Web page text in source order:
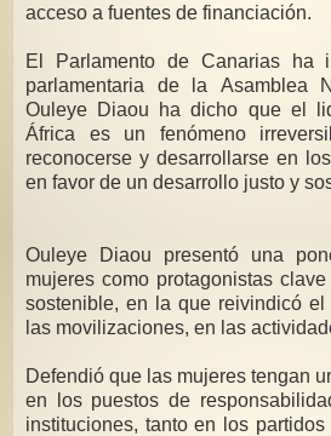
acceso a fuentes de financiación.
El Parlamento de Canarias ha
parlamentaria de la Asamblea
Ouleye Diaou ha dicho que el
África es un fenómeno
reconocerse y desarrollarse en
en favor de un desarrollo justo y
Ouleye Diaou presentó una
mujeres como protagonistas
sostenible, en la que reivindicó
las movilizaciones, en las
Defendió que las mujeres tengan
en los puestos de
instituciones, tanto en los